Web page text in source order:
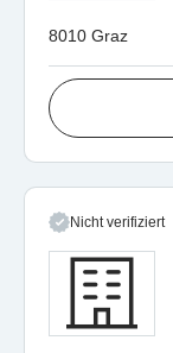
8010 Graz
Nicht verifiziert